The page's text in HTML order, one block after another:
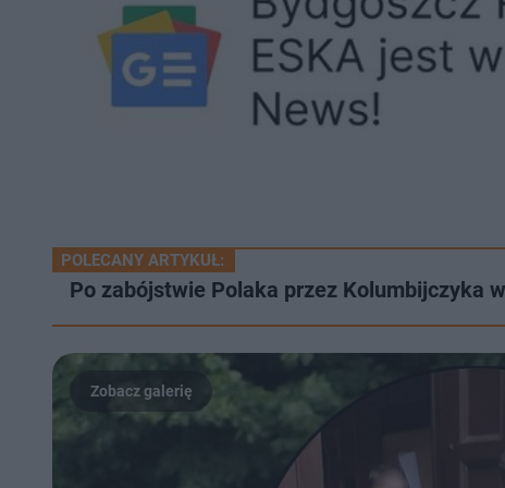
POLECANY ARTYKUŁ:
Po zabójstwie Polaka przez Kolumbijczyka